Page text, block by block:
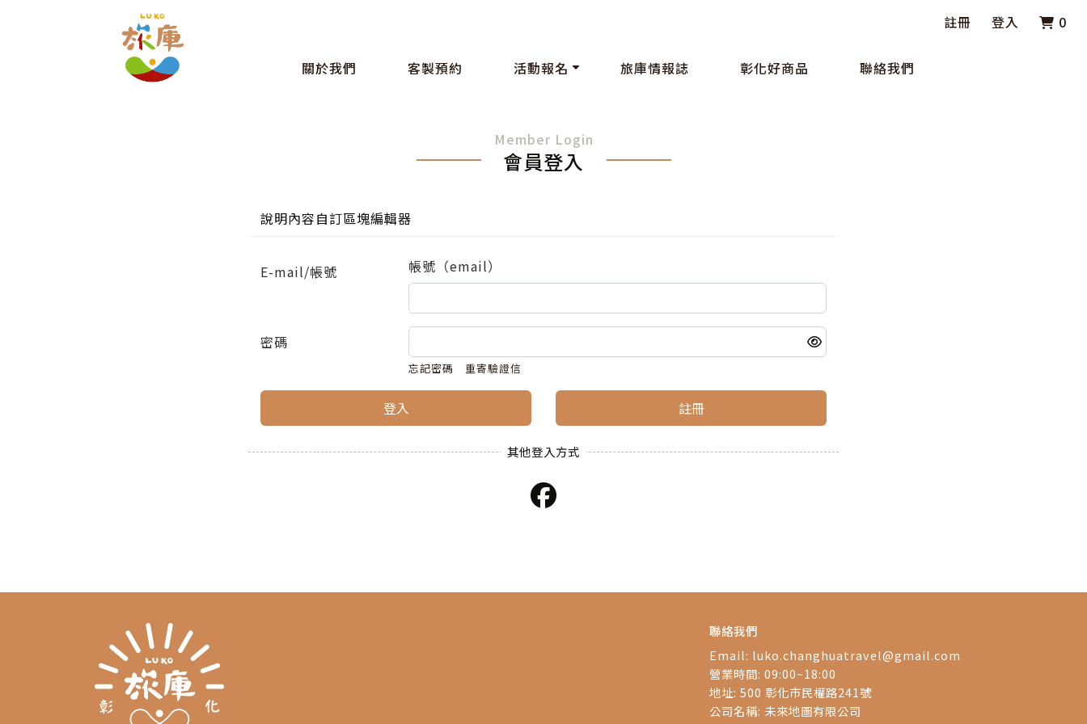
註冊 登入 0
關於我們 客製預約 活動報名 旅庫情報誌 彰化好商品 聯絡我們
Member Login
會員登入
說明內容自訂區塊編輯器
E-mail/帳號 帳號（email）
密碼
忘記密碼 重寄驗證信
登入 註冊
聯絡我們
Email: luko.changhuatravel@gmail.com
營業時間: 09:00~18:00
地址: 500 彰化市民權路241號
公司名稱: 未來地圖有限公司